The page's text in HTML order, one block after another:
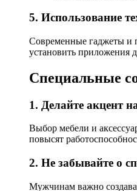
5. Использование
Современные гаджеты и
установить приложения
Специальные
1. Делайте акцент
Выбор мебели и
повысят
2. Не забывайте о
Мужчинам важно